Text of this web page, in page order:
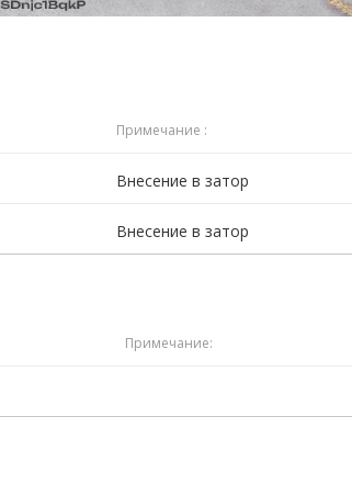
Примечание :
Внесение в затор
Внесение в затор
Примечание: